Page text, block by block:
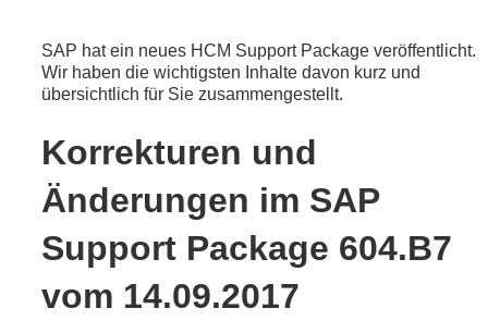
SAP hat ein neues HCM Support Package veröffentlicht.
Wir haben die wichtigsten Inhalte davon kurz und
übersichtlich für Sie zusammengestellt.
Korrekturen und
Änderungen im SAP
Support Package 604.B7
vom 14.09.2017